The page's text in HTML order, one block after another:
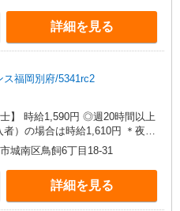
詳細を見る
福岡別府/5341rc2
時間以上
の場合は時給1,610円 ＊夜間
給1,988円〜 ＊日曜祝日：時給
は時給1,530円 ＊夜間（〜
1,888円〜 ＊日曜祝日：時給
城南区鳥飼6丁目18-31
詳細を見る